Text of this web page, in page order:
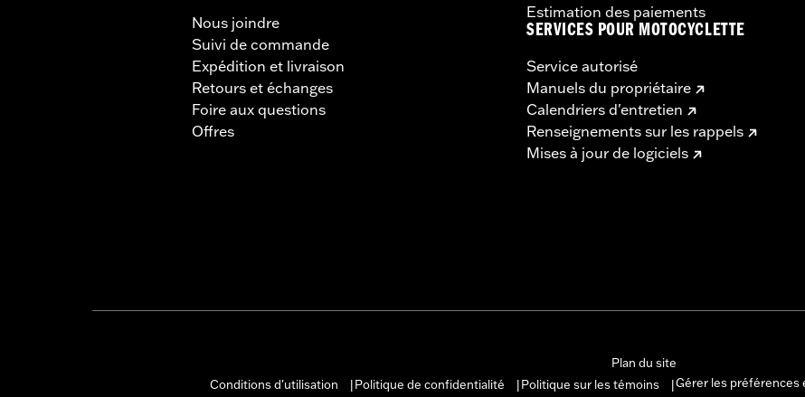
Nous joindre
Suivi de commande
Expédition et livraison
Retours et échanges
Foire aux questions
Offres
Estimation des paiements
SERVICES POUR MOTOCYCLETTE
Service autorisé
Manuels du propriétaire
Calendriers d'entretien
Renseignements sur les rappels
Mises à jour de logiciels
Plan du site
Conditions d'utilisation
Politique de confidentialité Politique sur les témoins Gérer les préférences